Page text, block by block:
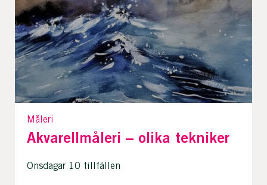
Måleri
Akvarellmåleri – olika tekniker
Onsdagar 10 tillfällen